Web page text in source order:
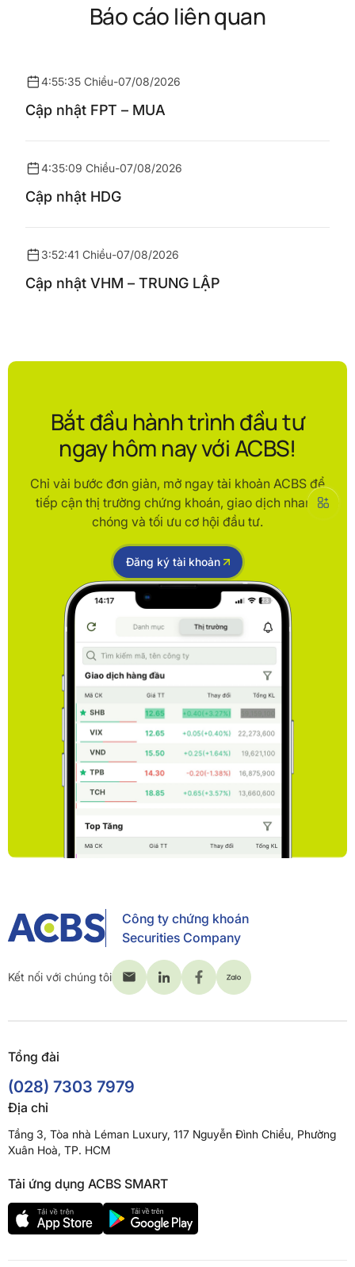
Báo cáo liên quan
4:55:35 Chiều-07/08/2026
Cập nhật FPT – MUA
4:35:09 Chiều-07/08/2026
Cập nhật HDG
3:52:41 Chiều-07/08/2026
Cập nhật VHM – TRUNG LẬP
Bắt đầu hành trình đầu tư
ngay hôm nay với ACBS!
Chỉ vài bước đơn giản, mở ngay tài khoản ACBS để
tiếp cận thị trường chứng khoán, giao dịch nhanh
chóng và tối ưu cơ hội đầu tư.
Đăng ký tài khoản
Công ty chứng khoán
Securities Company
Kết nối với chúng tôi
Tổng đài
(028) 7303 7979
Địa chỉ
Tầng 3, Tòa nhà Léman Luxury, 117 Nguyễn Đình Chiểu, Phường
Xuân Hoà, TP. HCM
Tải ứng dụng ACBS SMART